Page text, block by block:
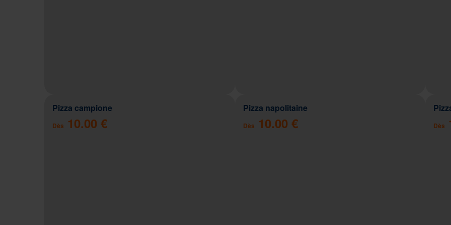
Pizza campione
Dès 10.00 €
Pizza napolitaine
Dès 10.00 € Dès